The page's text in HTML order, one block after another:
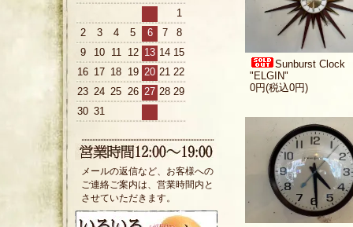
Sunburst Clock
"ELGIN"
0円(税込0円)
1
2
3 4 5 6 7
8
9
10 11 12 13 14 15
16 17 18 19 20 21 22
23 24 25 26 27 28 29
30 31
メールの返信など、お客様への
ご連絡ご案内は、営業時間内と
させていただきます。